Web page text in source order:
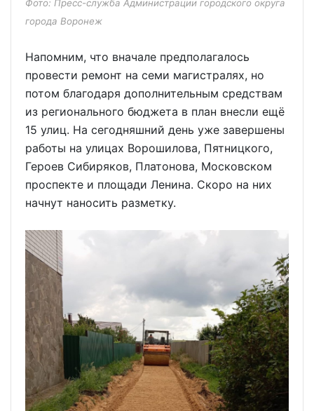
Фото: Пресс-служба Администрации городского округа
города Воронеж
Напомним, что вначале предполагалось
провести ремонт на семи магистралях, но
потом благодаря дополнительным средствам
из регионального бюджета в план внесли ещё
15 улиц. На сегодняшний день уже завершены
работы на улицах Ворошилова, Пятницкого,
Героев Сибиряков, Платонова, Московском
проспекте и площади Ленина. Скоро на них
начнут наносить разметку.